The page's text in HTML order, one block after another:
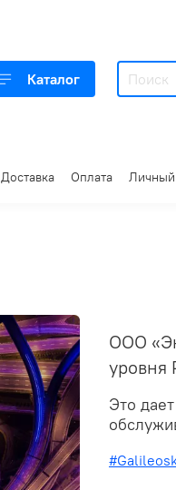
Каталог
Доставка Оплата Личный
ООО
уровня
Это